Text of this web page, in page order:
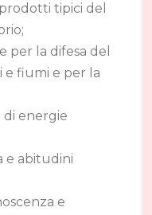
tipici del
per la difesa del
e fiumi e per la
energie
e abitudini
e